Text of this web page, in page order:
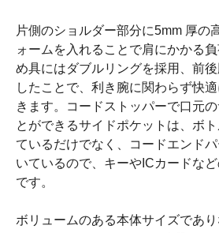
片側のショルダー部分に5mm 厚の
ォームを入れることで肩にかかる
め具にはダブルリングを採用、前
したことで、利き腕に関わらず快
きます。コードストッパーで口元
とができるサイドポケットは、ボ
ているだけでなく、コードエンド
いているので、キーやICカードな
です。
ボリュームのある本体サイズであ